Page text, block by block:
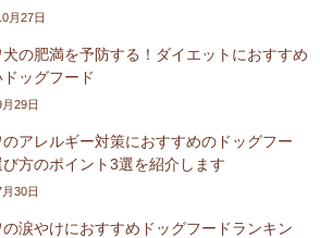
月27日
犬の肥満を予防する！ダイエットにおすすめ
ドッグフード
29日
のアレルギー対策におすすめのドッグフー
び方のポイント3選を紹介します
30日
の涙やけにおすすめドッグフードランキン